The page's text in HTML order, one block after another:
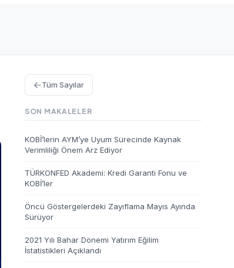
Tüm Sayılar
SON MAKALELER
KOBİ’lerin AYM’ye Uyum Sürecinde Kaynak
Verimliliği Önem Arz Ediyor
TÜRKONFED Akademi: Kredi Garanti Fonu ve
KOBİ’ler
Öncü Göstergelerdeki Zayıflama Mayıs Ayında
Sürüyor
2021 Yılı Bahar Dönemi Yatırım Eğilim
İstatistikleri Açıklandı